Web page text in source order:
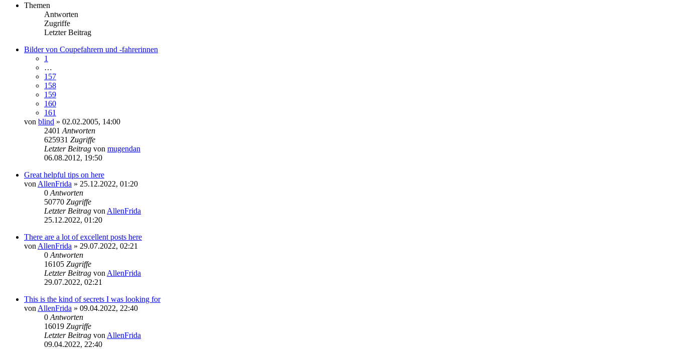
Themen
Antworten
Zugriffe
Letzter Beitrag
Bilder von Coupefahrern und -fahrerinnen
1
…
157
158
159
160
161
von blind » 02.02.2005, 14:00
2401 Antworten
625931 Zugriffe
Letzter Beitrag von mugendan
06.08.2012, 19:50
Great helpful tips on here
von AllenFrida » 25.12.2022, 01:20
0 Antworten
50770 Zugriffe
Letzter Beitrag von AllenFrida
25.12.2022, 01:20
There are a lot of excellent posts here
von AllenFrida » 29.07.2022, 02:21
0 Antworten
16105 Zugriffe
Letzter Beitrag von AllenFrida
29.07.2022, 02:21
This is the kind of secrets I was looking for
von AllenFrida » 09.04.2022, 22:40
0 Antworten
16019 Zugriffe
Letzter Beitrag von AllenFrida
09.04.2022, 22:40